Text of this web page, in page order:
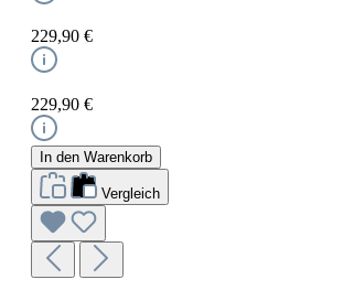
229,90 €
229,90 €
In den Warenkorb
Vergleich